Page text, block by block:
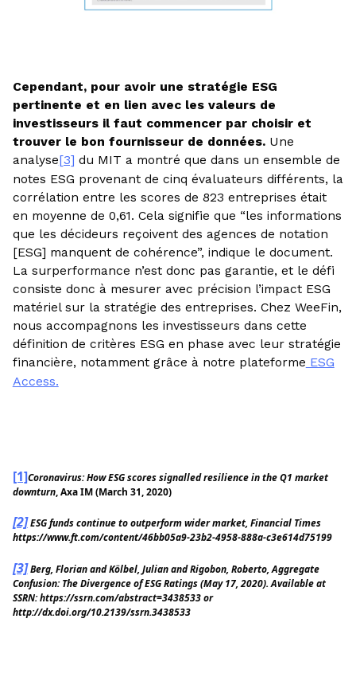
Cependant, pour avoir une stratégie ESG
pertinente et en lien avec les valeurs de
investisseurs il faut commencer par choisir et
trouver le bon fournisseur de données.Une
analyse[3] du MIT a montré que dans un ensemble de
notes ESG provenant de cinq évaluateurs différents, la
corrélation entre les scores de 823 entreprises était
en moyenne de 0,61. Cela signifie que “les informations
que les décideurs reçoivent des agences de notation
[ESG] manquent de cohérence”, indique le document.
La surperformance n’est donc pas garantie, et le défi
consiste donc à mesurer avec précision l’impact ESG
matériel sur la stratégie des entreprises. Chez WeeFin,
nous accompagnons les investisseurs dans cette
définition de critères ESG en phase avec leur stratégie
financière, notamment grâce à notre plateforme ESG
Access.
[1]Coronavirus: How ESG scores signalled resilience in the Q1 market
downturn, Axa IM (March 31, 2020)
[2]ESG funds continue to outperform wider market, Financial Times
https://www.ft.com/content/46bb05a9-23b2-4958-888a-c3e614d75199
[3]Berg, Florian and Kölbel, Julian and Rigobon, Roberto, Aggregate
Confusion: The Divergence of ESG Ratings (May 17, 2020). Available at
SSRN: https://ssrn.com/abstract=3438533 or
http://dx.doi.org/10.2139/ssrn.3438533